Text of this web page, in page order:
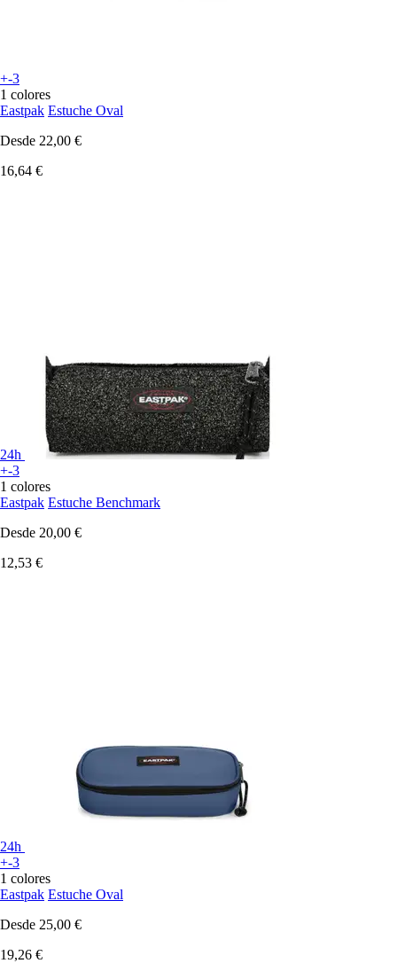
+-3
1 colores
Eastpak Estuche Oval
Desde 22,00 €
16,64 €
24h
+-3
1 colores
Eastpak Estuche Benchmark
Desde 20,00 €
12,53 €
24h
+-3
1 colores
Eastpak Estuche Oval
Desde 25,00 €
19,26 €